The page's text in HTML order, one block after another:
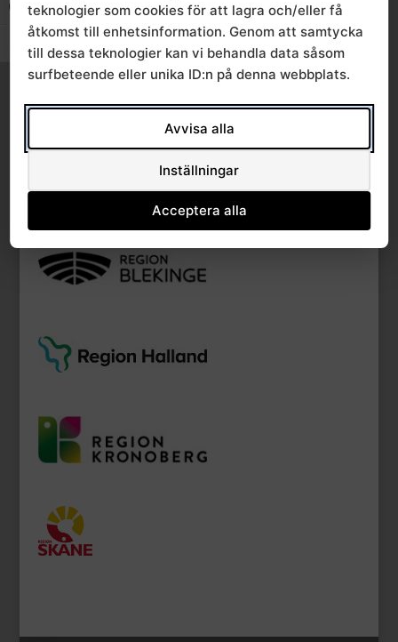
Slå på/av hög kontrast
Slå på/av textstorlek
RPO nervsystemets
sjukdomar 2022-05-
10
teknologier som cookies för att lagra och/eller få
åtkomst till enhetsinformation. Genom att samtycka
till dessa teknologier kan vi behandla data såsom
surfbeteende eller unika ID:n på denna webbplats.
Avvisa alla
Inställningar
Acceptera alla